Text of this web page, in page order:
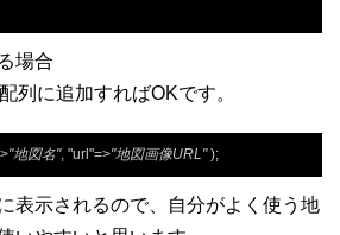
場合
列に追加すればOKです。
"地図名", "url"=>"地図画像URL" );
表示されるので、自分がよく使う地